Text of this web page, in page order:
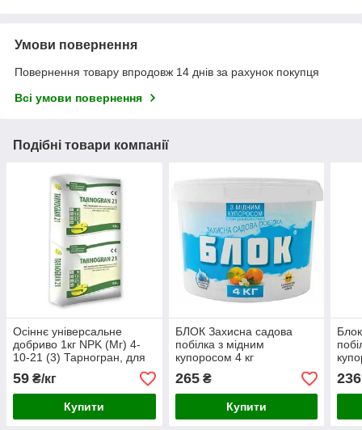
Умови повернення
Повернення товару впродовж 14 днів за рахунок покупця
Всі умови повернення
Подібні товари компанії
Осіннє універсальне
добриво 1кг NPK (Мг) 4-
10-21 (3) Тарногран, для
газону, для хвої, для
лохини, для троянд
Siarkopol
59 ₴/кг
Купити
БЛОК Захисна садова
побілка з мідним
купоросом 4 кг
265₴
Купити
236